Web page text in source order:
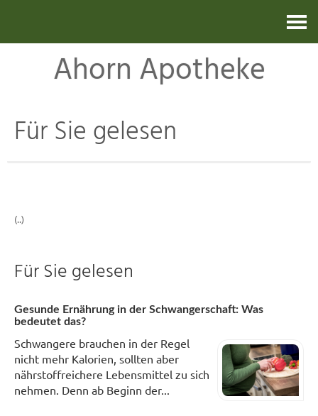
Ahorn Apotheke
Für Sie gelesen
(..)
Für Sie gelesen
Gesunde Ernährung in der Schwangerschaft: Was
bedeutet das?
Schwangere brauchen in der Regel
nicht mehr Kalorien, sollten aber
nährstoffreichere Lebensmittel zu sich
nehmen. Denn ab Beginn der...